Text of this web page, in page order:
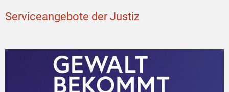
Serviceangebote der Justiz